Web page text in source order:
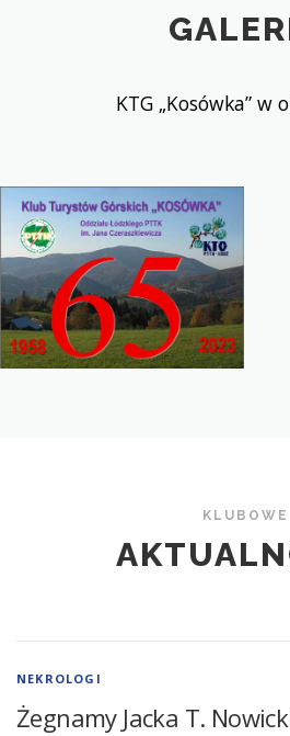
KTG „Kosówka” w
KLUBOWE
NEKROLOGI
Żegnamy Jacka T.